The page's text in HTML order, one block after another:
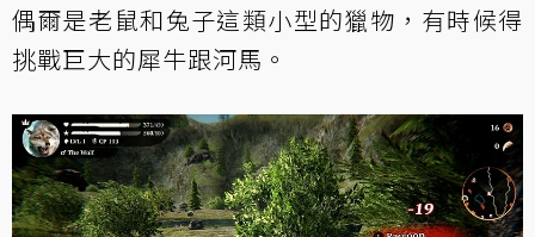
偶爾是老鼠和兔子這類小型的獵物，有時候得
挑戰巨大的犀牛跟河馬。